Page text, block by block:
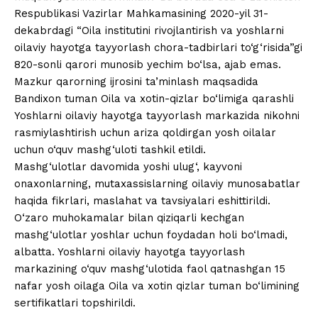
Respublikasi Vazirlar Mahkamasining 2020-yil 31-
dekabrdagi “Oila institutini rivojlantirish va yoshlarni
oilaviy hayotga tayyorlash chora-tadbirlari to‘g‘risida”gi
820-sonli qarori munosib yechim bo‘lsa, ajab emas.
Mazkur qarorning ijrosini ta’minlash maqsadida
Bandixon tuman Oila va xotin-qizlar bo‘limiga qarashli
Yoshlarni oilaviy hayotga tayyorlash markazida nikohni
rasmiylashtirish uchun ariza qoldirgan yosh oilalar
uchun o‘quv mashg‘uloti tashkil etildi.
Mashg‘ulotlar davomida yoshi ulug‘, kayvoni
onaxonlarning, mutaxassislarning oilaviy munosabatlar
haqida fikrlari, maslahat va tavsiyalari eshittirildi.
O‘zaro muhokamalar bilan qiziqarli kechgan
mashg‘ulotlar yoshlar uchun foydadan holi bo‘lmadi,
albatta. Yoshlarni oilaviy hayotga tayyorlash
markazining o‘quv mashg‘ulotida faol qatnashgan 15
nafar yosh oilaga Oila va xotin qizlar tuman bo‘limining
sertifikatlari topshirildi.